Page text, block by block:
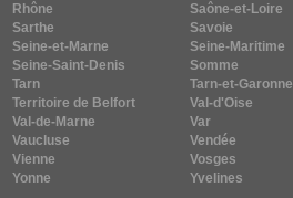
Rhône
Saône-et-Loire
Sarthe
Savoie
Seine-et-Marne
Seine-Maritime
Seine-Saint-Denis
Somme
Tarn
Tarn-et-Garonne
Territoire de Belfort
Val-d'Oise
Val-de-Marne
Var
Vaucluse
Vendée
Vienne
Vosges
Yonne
Yvelines